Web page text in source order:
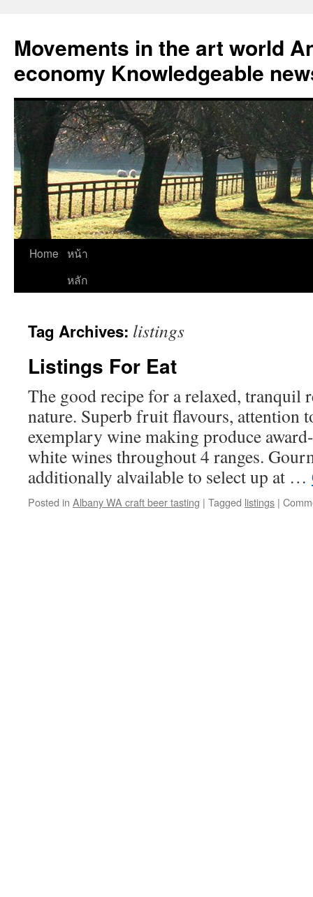
content
Movements in the art world
economy Knowledgeable
Home หน้า
หลัก
Tag Archives: listings
Listings For Eat
The good recipe for a relaxed, tranquil
nature. Superb fruit flavours, attention
exemplary wine making produce
white wines throughout 4 ranges.
additionally alvailable to select up at …
Posted in Albany WA craft beer tasting | Tagged listings |